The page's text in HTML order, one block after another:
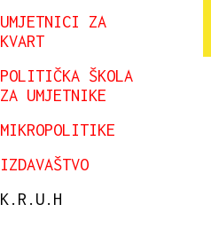
UMJETNICI ZA
KVART
POLITIČKA ŠKOLA
ZA UMJETNIKE
MIKROPOLITIKE
IZDAVAŠTVO
K.R.U.H